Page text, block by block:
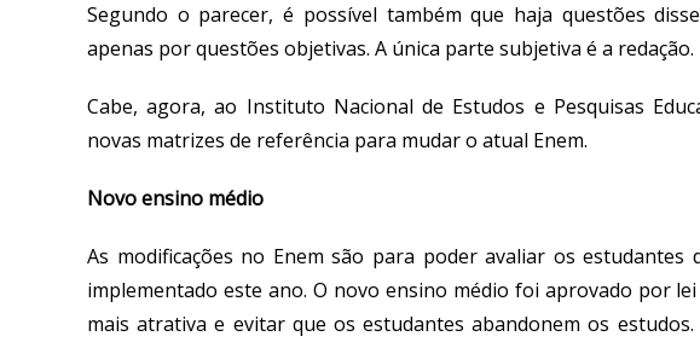
Segundo o parecer, é possível também que haja questões
apenas por questões objetivas. A única parte subjetiva é a redação.
Cabe, agora, ao Instituto Nacional de Estudos e Pesquisas
novas matrizes de referência para mudar o atual Enem.
Novo ensino médio
As modificações no Enem são para poder avaliar os
implementado este ano. O novo ensino médio foi aprovado por
mais atrativa e evitar que os estudantes abandonem os